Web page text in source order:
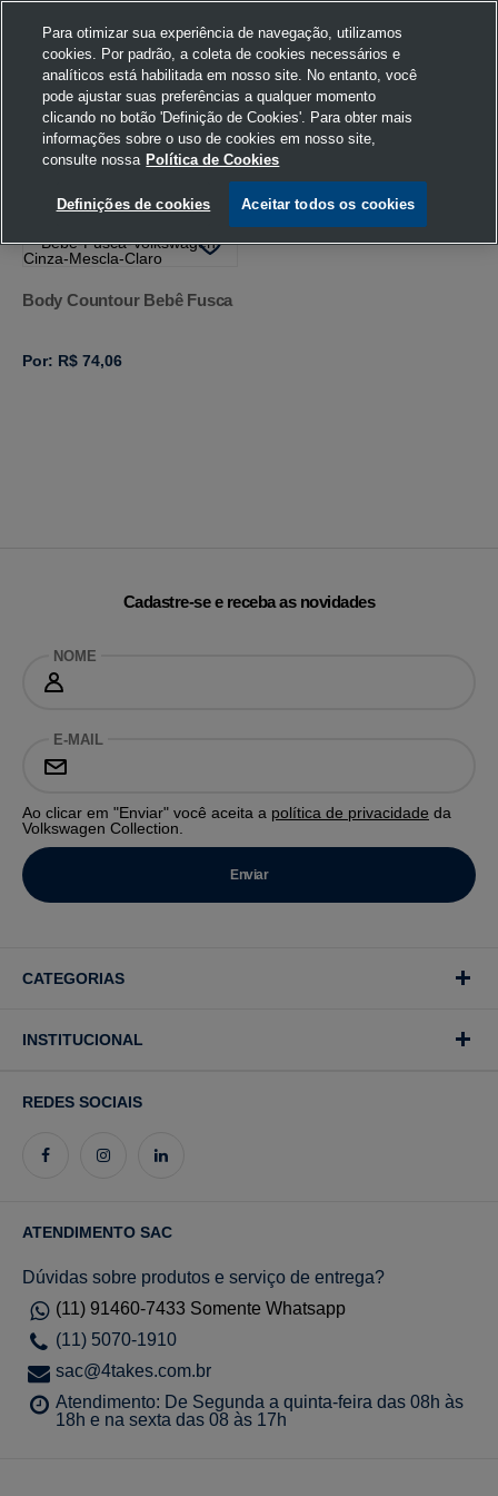
Home Volkswagen Vestuário Body 6-9 meses
FILTRAR Ordenar por
Body Countour Bebê Fusca
Por: R$ 74,06
Cadastre-se e receba as novidades
NOME
E-MAIL
Ao clicar em "Enviar" você aceita a política de privacidade da
Volkswagen Collection.
CATEGORIAS
INSTITUCIONAL
REDES SOCIAIS
ATENDIMENTO SAC
Dúvidas sobre produtos e serviço de entrega?
(11) 91460-7433 Somente Whatsapp
(11) 5070-1910
sac@4takes.com.br
Atendimento: De Segunda a quinta-feira das 08h às
18h e na sexta das 08 às 17h
Para otimizar sua experiência de navegação, utilizamos
cookies. Por padrão, a coleta de cookies necessários e
analíticos está habilitada em nosso site. No entanto, você
pode ajustar suas preferências a qualquer momento
clicando no botão 'Definição de Cookies'. Para obter mais
informações sobre o uso de cookies em nosso site,
consulte nossa Política de Cookies
Definições de cookies Aceitar todos os cookies